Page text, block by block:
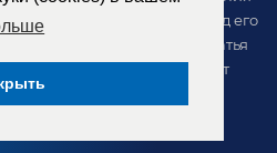
с товаром перед его
публичной офертой (статья
товара может отличаться от
на сайте.